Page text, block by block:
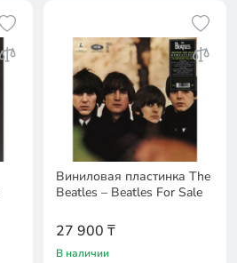
Виниловая пластинка The
Beatles – Beatles For Sale
27 900 ₸
В наличии